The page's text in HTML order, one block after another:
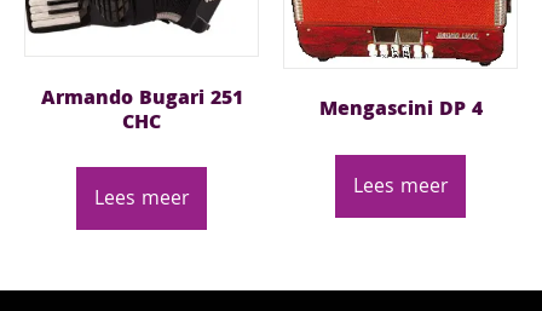
Armando Bugari 251
CHC
Lees meer
Mengascini DP 4
Lees meer